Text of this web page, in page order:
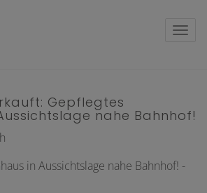
Gepflegtes
nahe Bahnhof!